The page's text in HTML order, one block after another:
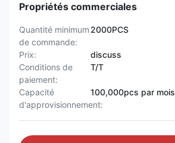
Propriétés commerciales
Quantité minimum
de commande:
2000PCS
Prix:
discuss
Conditions de
paiement:
T/T
Capacité
d'approvisionnement:
100,000pcs par mois